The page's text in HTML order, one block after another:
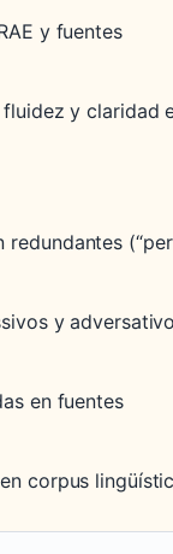
y fuentes
y claridad
redundantes
y
en fuentes
corpus